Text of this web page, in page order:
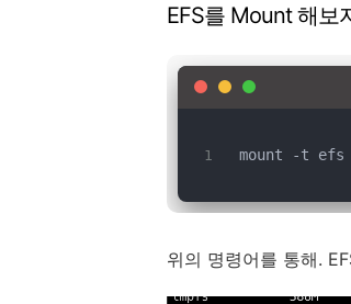
EFS를 Mount 해보
mount -t efs
위의 명령어를 통해.